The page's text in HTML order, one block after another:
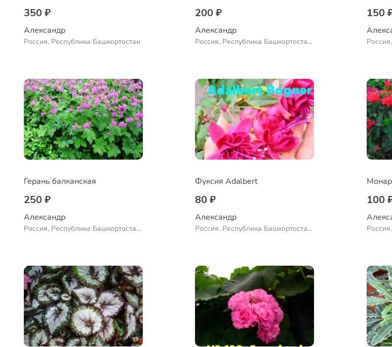
350 ₽
Александр
Россия, Республика Башкортостан
200 ₽
Александр
Россия, Республика Башкортостан,
150
Герань балканская
250 ₽
Александр
Россия, Республика Башкортостан,
Фуксия Adalbert
80 ₽
Александр
Россия, Республика Башкортостан,
100